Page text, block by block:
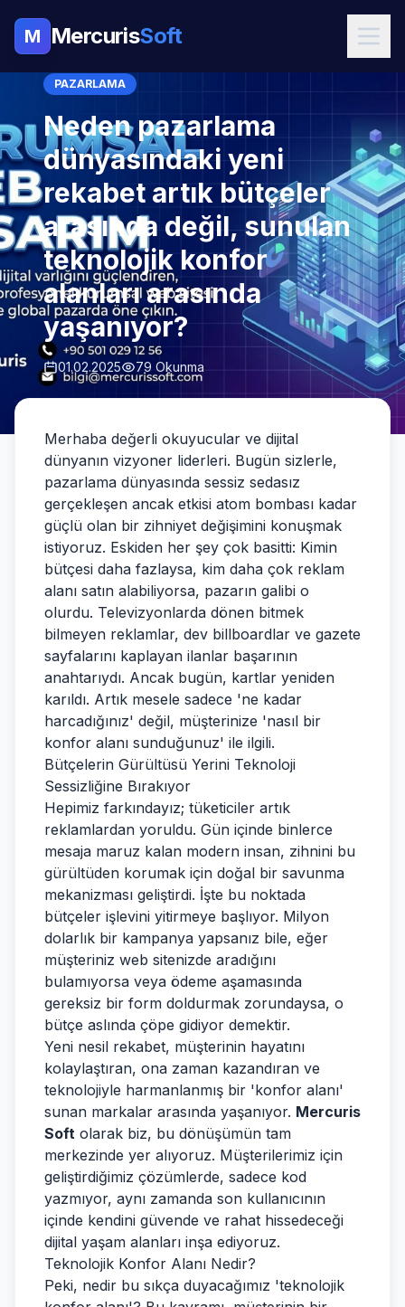
M MercurisSoft
PAZARLAMA
Neden pazarlama
dünyasındaki yeni
rekabet artık bütçeler
arasında değil, sunulan
teknolojik konfor
alanları arasında
yaşanıyor?
01.02.2025 79 Okunma
Merhaba değerli okuyucular ve dijital
dünyanın vizyoner liderleri. Bugün sizlerle,
pazarlama dünyasında sessiz sedasız
gerçekleşen ancak etkisi atom bombası kadar
güçlü olan bir zihniyet değişimini konuşmak
istiyoruz. Eskiden her şey çok basitti: Kimin
bütçesi daha fazlaysa, kim daha çok reklam
alanı satın alabiliyorsa, pazarın galibi o
olurdu. Televizyonlarda dönen bitmek
bilmeyen reklamlar, dev billboardlar ve gazete
sayfalarını kaplayan ilanlar başarının
anahtarıydı. Ancak bugün, kartlar yeniden
karıldı. Artık mesele sadece 'ne kadar
harcadığınız' değil, müşterinize 'nasıl bir
konfor alanı sunduğunuz' ile ilgili.
Bütçelerin Gürültüsü Yerini Teknoloji
Sessizliğine Bırakıyor
Hepimiz farkındayız; tüketiciler artık
reklamlardan yoruldu. Gün içinde binlerce
mesaja maruz kalan modern insan, zihnini bu
gürültüden korumak için doğal bir savunma
mekanizması geliştirdi. İşte bu noktada
bütçeler işlevini yitirmeye başlıyor. Milyon
dolarlık bir kampanya yapsanız bile, eğer
müşteriniz web sitenizde aradığını
bulamıyorsa veya ödeme aşamasında
gereksiz bir form doldurmak zorundaysa, o
bütçe aslında çöpe gidiyor demektir.
Yeni nesil rekabet, müşterinin hayatını
kolaylaştıran, ona zaman kazandıran ve
teknolojiyle harmanlanmış bir 'konfor alanı'
sunan markalar arasında yaşanıyor. Mercuris
Soft olarak biz, bu dönüşümün tam
merkezinde yer alıyoruz. Müşterilerimiz için
geliştirdiğimiz çözümlerde, sadece kod
yazmıyor, aynı zamanda son kullanıcının
içinde kendini güvende ve rahat hissedeceği
dijital yaşam alanları inşa ediyoruz.
Teknolojik Konfor Alanı Nedir?
Peki, nedir bu sıkça duyacağımız 'teknolojik